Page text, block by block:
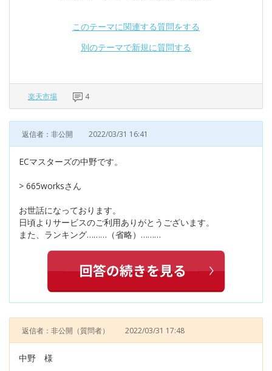
このテーマに関連する質問をする
別のテーマで新規に質問する
楽天市場 4
返信者：非公開 2022/03/31 16:41
ECマスターズの中野です。
> 665worksさん
お世話になっております。
日頃よりサービスのご利用ありがとうございます。
また、ランキング………（省略）………
返信者：非公開 （質問者） 2022/03/31 17:48
中野 様